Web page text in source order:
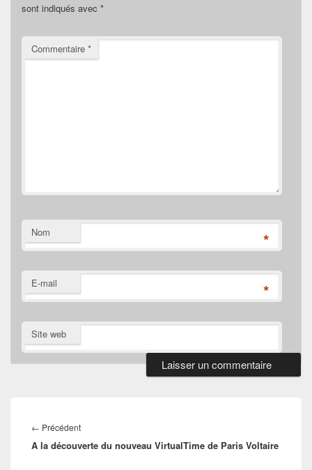
sont indiqués avec *
Commentaire *
Nom *
E-mail *
Site web
de
l’article
← PrécédentArticle
précédent :
A la découverte du nouveau VirtualTime de Paris Voltaire